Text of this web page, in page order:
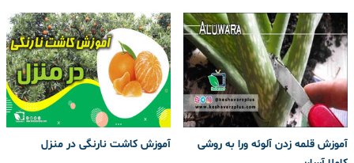
آموزش قلمه زدن آلوئه ورا به روشی
آموزش کاشت نارنگی در منزل